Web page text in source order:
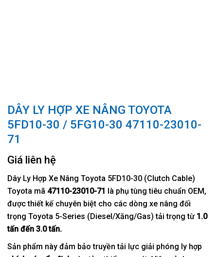
DÂY LY HỢP XE NÂNG TOYOTA
5FD10-30 / 5FG10-30 47110-23010-
71
Giá liên hệ
Dây Ly Hợp Xe Nâng Toyota 5FD10-30 (Clutch Cable)
Toyota mã 47110-23010-71 là phụ tùng tiêu chuẩn OEM,
được thiết kế chuyên biệt cho các dòng xe nâng đối
trọng Toyota 5-Series (Diesel/Xăng/Gas) tải trọng từ 1.0
tấn đến 3.0 tấn.
Sản phẩm này đảm bảo truyền tải lực giải phóng ly hợp